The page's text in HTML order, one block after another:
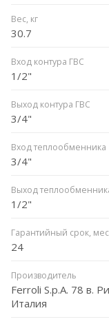
Вес, кг
30.7
Вход контура ГВС
1/2"
Выход контура ГВС
3/4"
Вход теплообменника
3/4"
Выход
1/2"
Гарантийный срок, мес
24
Производитель
Ferroli S.p.A. 78 в.
Италия